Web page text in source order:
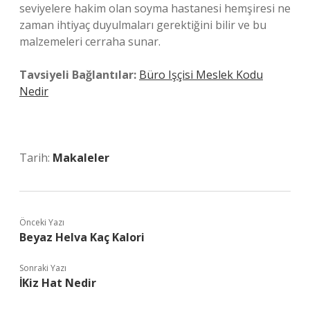
seviyelere hakim olan soyma hastanesi hemşiresi ne
zaman ihtiyaç duyulmaları gerektiğini bilir ve bu
malzemeleri cerraha sunar.
Tavsiyeli Bağlantılar: Büro Işçisi Meslek Kodu
Nedir
Tarih: Makaleler
Önceki Yazı
Beyaz Helva Kaç Kalori
Sonraki Yazı
İKiz Hat Nedir